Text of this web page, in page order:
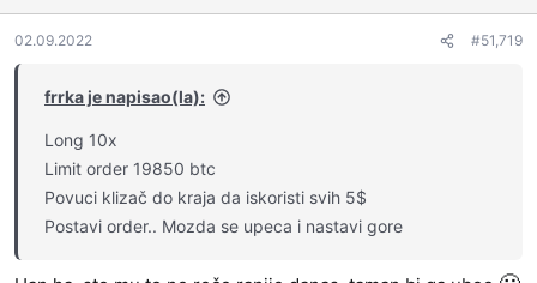
02.09.2022 #51,719
frrka je napisao(la):
Long 10x
Limit order 19850 btc
Povuci klizač do kraja da iskoristi svih 5$
Postavi order.. Mozda se upeca i nastavi gore